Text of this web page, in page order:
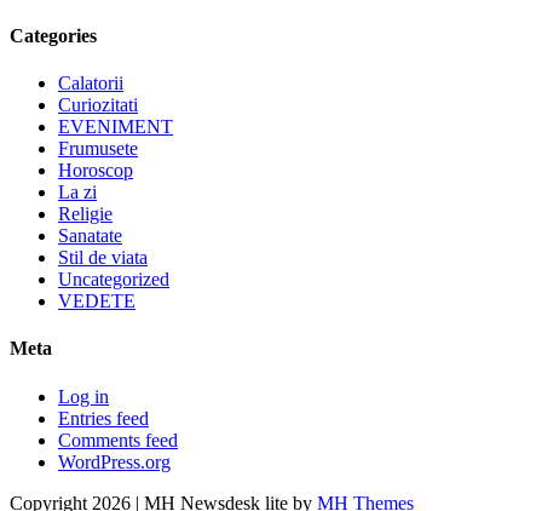
Categories
Calatorii
Curiozitati
EVENIMENT
Frumusete
Horoscop
La zi
Religie
Sanatate
Stil de viata
Uncategorized
VEDETE
Meta
Log in
Entries feed
Comments feed
WordPress.org
Copyright 2026 | MH Newsdesk lite by MH Themes